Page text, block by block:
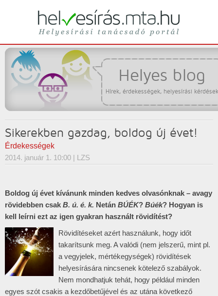
helyesírás
Helyesírási tanácsadó portál
Helyes blog
Hírek, érdekességek, helyesírási kérdések
Sikerekben gazdag, boldog új évet!
Érdekességek
2014. január 1. 10:00 | LZS
Boldog új évet kívánunk minden kedves olvasónknak – avagy
rövidebben csak B. ú. é. k. Netán BÚÉK? Búék? Hogyan is
kell leírni ezt az igen gyakran használt rövidítést?
Rövidítéseket azért használunk, hogy időt
takarítsunk meg. A valódi (nem jelszerű, mint pl.
a vegyjelek, mértékegységek) rövidítések
helyesírására nincsenek kötelező szabályok.
Nem mondhatjuk tehát, hogy például minden
egyes szót csakis a kezdőbetűjével és az utána következő